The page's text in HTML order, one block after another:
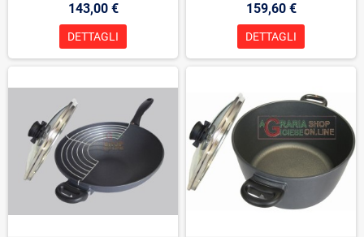
143,00 €
DETTAGLI
159,60 €
DETTAGLI